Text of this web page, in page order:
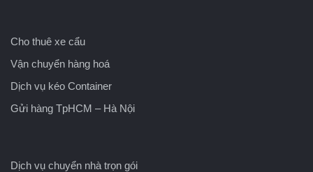
Cho thuê xe cẩu
Vận chuyển hàng hoá
Dịch vụ kéo Container
Gửi hàng TpHCM – Hà Nội
Dịch vụ chuyển nhà trọn gói